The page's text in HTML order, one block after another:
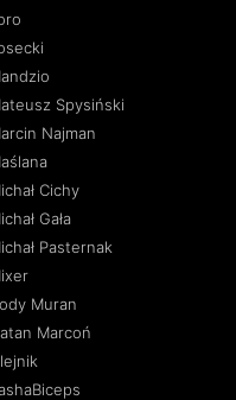
Spysiński
Najman
Cichy
Gała
Pasternak
Muran
Marcoń